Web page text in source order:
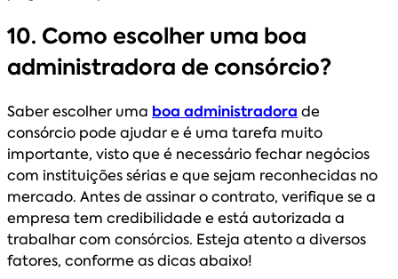
10. Como escolher uma boa
administradora de consórcio?
Saber escolher uma boa administradora de
consórcio pode ajudar e é uma tarefa muito
importante, visto que é necessário fechar negócios
com instituições sérias e que sejam reconhecidas no
mercado. Antes de assinar o contrato, verifique se a
empresa tem credibilidade e está autorizada a
trabalhar com consórcios. Esteja atento a diversos
fatores, conforme as dicas abaixo!